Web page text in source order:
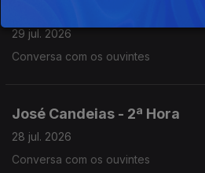
29 jul. 2026
Conversa com os ouvintes
José Candeias - 2ª Hora
28 jul. 2026
Conversa com os ouvintes